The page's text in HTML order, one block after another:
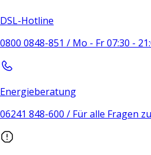
DSL-Hotline
0800 0848-851 / Mo - Fr 07:30 -
Energieberatung
06241 848-600 / Für alle Fragen